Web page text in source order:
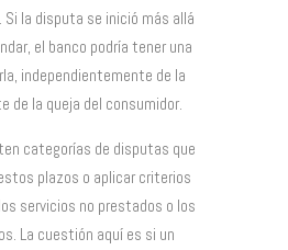
la disputa se inició más allá
el banco podría tener una
independientemente de la
de la queja del consumidor.
categorías de disputas que
plazos o aplicar criterios
servicios no prestados o los
La cuestión aquí es si un